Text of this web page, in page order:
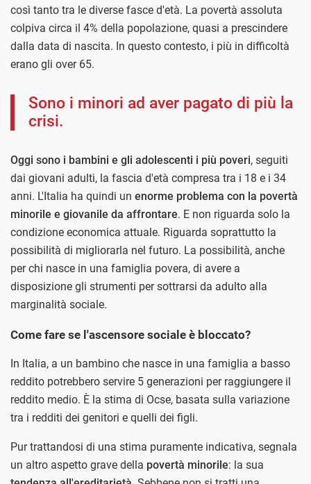
così tanto tra le diverse fasce d'età. La povertà assoluta
colpiva circa il 4% della popolazione, quasi a prescindere
dalla data di nascita. In questo contesto, i più in difficoltà
erano gli over 65.
Sono i minori ad aver pagato di più la
crisi.
Oggi sono i bambini e gli adolescenti i più poveri, seguiti
dai giovani adulti, la fascia d'età compresa tra i 18 e i 34
anni. L'Italia ha quindi un enorme problema con la povertà
minorile e giovanile da affrontare. E non riguarda solo la
condizione economica attuale. Riguarda soprattutto la
possibilità di migliorarla nel futuro. La possibilità, anche
per chi nasce in una famiglia povera, di avere a
disposizione gli strumenti per sottrarsi da adulto alla
marginalità sociale.
Come fare se l'ascensore sociale è bloccato?
In Italia, a un bambino che nasce in una famiglia a basso
reddito potrebbero servire 5 generazioni per raggiungere il
reddito medio. È la stima di Ocse, basata sulla variazione
tra i redditi dei genitori e quelli dei figli.
Pur trattandosi di una stima puramente indicativa, segnala
un altro aspetto grave della povertà minorile: la sua